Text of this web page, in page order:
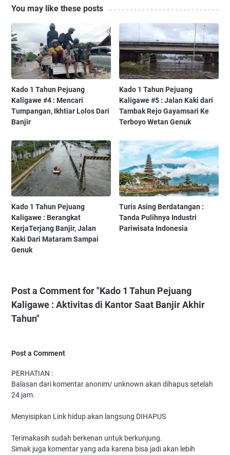
You may like these posts
Kado 1 Tahun Pejuang
Kaligawe #4 : Mencari
Tumpangan, Ikhtiar Lolos Dari
Banjir
Kado 1 Tahun Pejuang
Kaligawe #5 : Jalan Kaki dari
Tambak Rejo Gayamsari Ke
Terboyo Wetan Genuk
Kado 1 Tahun Pejuang
Kaligawe : Berangkat
KerjaTerjang Banjir, Jalan
Kaki Dari Mataram Sampai
Genuk
Turis Asing Berdatangan :
Tanda Pulihnya Industri
Pariwisata Indonesia
Post a Comment for "Kado 1 Tahun Pejuang
Kaligawe : Aktivitas di Kantor Saat Banjir Akhir
Tahun"
Post a Comment
PERHATIAN :
Balasan dari komentar anonim/ unknown akan dihapus setelah
24 jam.
Menyisipkan Link hidup akan langsung DIHAPUS
Terimakasih sudah berkenan untuk berkunjung.
Simak juga komentar yang ada karena bisa jadi akan lebih